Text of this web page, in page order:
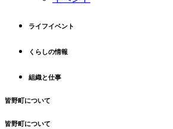
ライフイベント
くらしの情報
組織と仕事
皆野町について
皆野町について